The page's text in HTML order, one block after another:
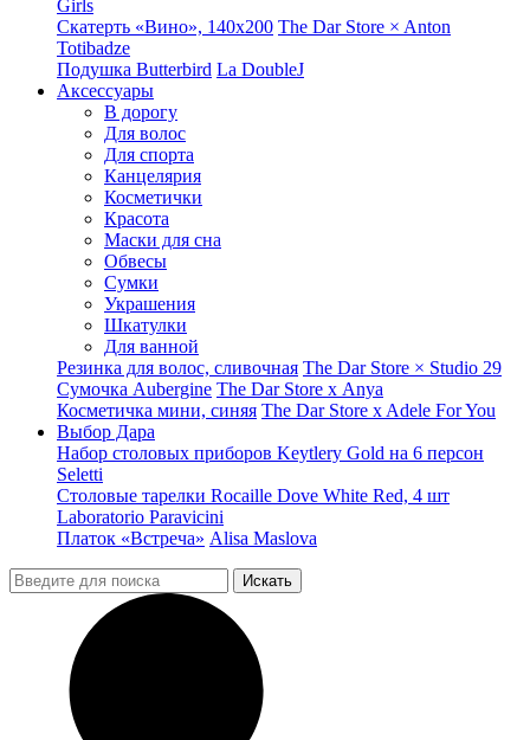
Girls
Скатерть «Вино», 140х200 The Dar Store × Anton
Totibadze
Подушка Butterbird La DoubleJ
Аксессуары
В дорогу
Для волос
Для спорта
Канцелярия
Косметички
Красота
Маски для сна
Обвесы
Сумки
Украшения
Шкатулки
Для ванной
Резинка для волос, сливочная The Dar Store × Studio 29
Сумочка Aubergine The Dar Store x Anya
Косметичка мини, синяя The Dar Store x Adele For You
Выбор Дара
Набор столовых приборов Keytlery Gold на 6 персон
Seletti
Столовые тарелки Rocaille Dove White Red, 4 шт
Laboratorio Paravicini
Платок «Встреча» Alisa Maslova